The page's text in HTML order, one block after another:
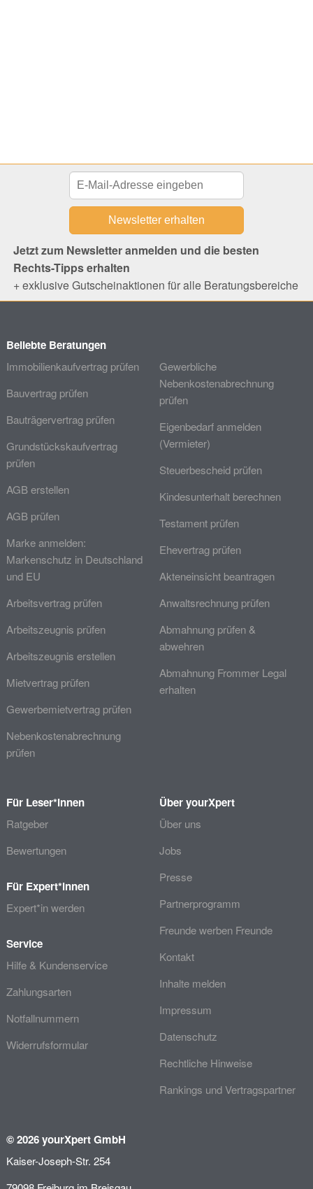
Jetzt zum Newsletter anmelden und die besten
Rechts-Tipps erhalten
+ exklusive Gutscheinaktionen für alle Beratungsbereiche
Beliebte Beratungen
Immobilienkaufvertrag prüfen
Bauvertrag prüfen
Bauträgervertrag prüfen
Grundstückskaufvertrag
prüfen
AGB erstellen
AGB prüfen
Marke anmelden:
Markenschutz in Deutschland
und EU
Arbeitsvertrag prüfen
Arbeitszeugnis prüfen
Arbeitszeugnis erstellen
Mietvertrag prüfen
Gewerbemietvertrag prüfen
Nebenkostenabrechnung
prüfen
Gewerbliche
Nebenkostenabrechnung
prüfen
Eigenbedarf anmelden
(Vermieter)
Steuerbescheid prüfen
Kindesunterhalt berechnen
Testament prüfen
Ehevertrag prüfen
Akteneinsicht beantragen
Anwaltsrechnung prüfen
Abmahnung prüfen &
abwehren
Abmahnung Frommer Legal
erhalten
Für Leser*innen
Ratgeber
Bewertungen
Für Expert*innen
Expert*in werden
Service
Hilfe & Kundenservice
Zahlungsarten
Notfallnummern
Widerrufsformular
Über yourXpert
Über uns
Jobs
Presse
Partnerprogramm
Freunde werben Freunde
Kontakt
Inhalte melden
Impressum
Datenschutz
Rechtliche Hinweise
Rankings und Vertragspartner
© 2026 yourXpert GmbH
Kaiser-Joseph-Str. 254